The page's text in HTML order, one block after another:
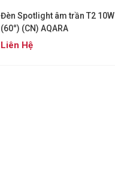
Đèn Spotlight âm trần T2 10W
(60°) (CN) AQARA
LTSZNTD01LM
Liên Hệ